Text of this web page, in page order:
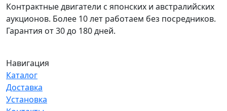
Контрактные двигатели с японских и австралийских
аукционов. Более 10 лет работаем без посредников.
Гарантия от 30 до 180 дней.
Навигация
Каталог
Доставка
Установка